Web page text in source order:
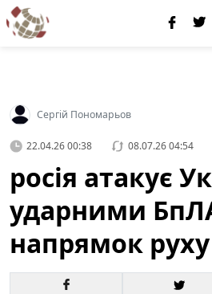
Сергій Пономарьов
22.04.26 00:38 08.07.26 04:54
росія атакує
ударними
напрямок руху